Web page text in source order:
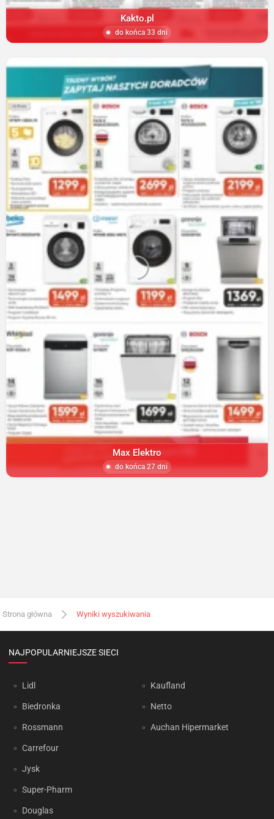
Kakto.pl
do końca 33 dni
Max Elektro
do końca 27 dni
Strona główna Wyniki wyszukiwania
NAJPOPULARNIEJSZE SIECI
Lidl
Biedronka
Rossmann
Carrefour
Jysk
Super-Pharm
Douglas
Kaufland
Netto
Auchan Hipermarket